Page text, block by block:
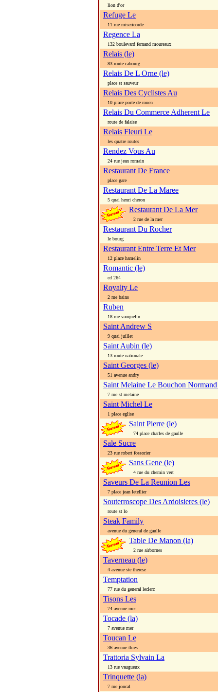
lion d'or
Refuge Le
11 rue misericorde
Regence La
132 boulevard fernand moureaux
Relais (le)
83 route cabourg
Relais De L Orne (le)
place st sauveur
Relais Des Cyclistes Au
10 place porte de rouen
Relais Du Commerce Adherent Le
route de falaise
Relais Fleuri Le
les quatre routes
Rendez Vous Au
24 rue jean romain
Restaurant De France
place gare
Restaurant De La Maree
5 quai henri cheron
Restaurant De La Mer
2 rue de la mer
Restaurant Du Rocher
le bourg
Restaurant Entre Terre Et Mer
12 place hamelin
Romantic (le)
cd 264
Royalty Le
2 rue bains
Ruben
18 rue vauquelin
Saint Andrew S
9 quai juillet
Saint Aubin (le)
13 route nationale
Saint Georges (le)
51 avenue andry
Saint Melaine Le Bouchon
7 rue st melaine
Saint Michel Le
1 place eglise
Saint Pierre (le)
74 place charles de gaulle
Sale Sucre
23 rue robert fossorier
Sans Gene (le)
4 rue du chemin vert
Saveurs De La Reunion Les
7 place jean letellier
Souterroscope Des Ardoisieres (le)
route st lo
Steak Family
avenue du general de gaulle
Table De Manon (la)
2 rue airbornes
Taverneau (le)
4 avenue ste therese
Temptation
77 rue du general leclerc
Tisons Les
74 avenue mer
Tocade (la)
7 avenue mer
Toucan Le
36 avenue thies
Trattoria Sylvain La
13 rue vaugueux
Trinquette (la)
7 rue joncal